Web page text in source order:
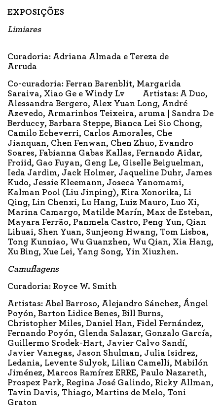
EXPOSIÇÕES
Limiares
Curadoria: Adriana Almada e Tereza de
Arruda
Co-curadoria: Ferran Barenblit, Margarida
Saraiva, Xiao Ge e Windy Lv Artistas: A Duo,
Alessandra Bergero, Alex Yuan Long, André
Azevedo, Armarinhos Teixeira, aruma | Sandra De
Berduccy, Barbara Steppe, Bianca Lei Sio Chong,
Camilo Echeverri, Carlos Amorales, Che
Jianquan, Chen Fenwan, Chen Zhuo, Evandro
Soares, Fabianna Gabas Kallas, Fernando Aidar,
Froiid, Gao Fuyan, Geng Le, Giselle Beiguelman,
Ieda Jardim, Jack Holmer, Jaqueline Duhr, James
Kudo, Jessie Kleemann, Joseca Yanomami,
Kalman Pool (Liu Jinping), Kira Xonorika, Li
Qing, Lin Chenxi, Lu Hang, Luiz Mauro, Luo Xi,
Marina Camargo, Matilde Marín, Max de Esteban,
Mayara Ferrão, Panmela Castro, Peng Yun, Qian
Lihuai, Shen Yuan, Sunjeong Hwang, Tom Lisboa,
Tong Kunniao, Wu Guanzhen, Wu Qian, Xia Hang,
Xu Bing, Xue Lei, Yang Song, Yin Xiuzhen.
Camuflagens
Curadoria: Royce W. Smith
Artistas: Abel Barroso, Alejandro Sánchez, Ángel
Poyón, Barton Lidice Benes, Bill Burns,
Christopher Miles, Daniel Han, Fidel Fernández,
Fernando Poyón, Glenda Salazar, Gonzalo García,
Guillermo Srodek-Hart, Javier Calvo Sandí,
Javier Vanegas, Jason Shulman, Julia Isidrez,
Ledania, Levente Sulyok, Lilian Camelli, Mabilón
Jiménez, Marcos Ramírez ERRE, Paulo Nazareth,
Prospex Park, Regina José Galindo, Ricky Allman,
Tavin Davis, Thiago, Martins de Melo, Toni
Graton